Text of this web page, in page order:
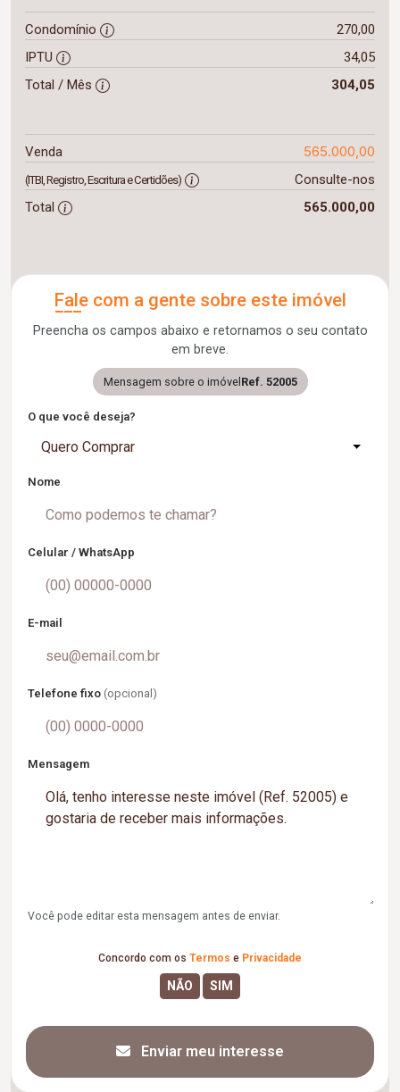
Condomínio
270,00
IPTU
34,05
Total / Mês
304,05
Venda 565.000,00
(ITBI, Registro, Escritura e Certidões)
Consulte-nos
Total
565.000,00
Fale com a gente sobre este imóvel
Preencha os campos abaixo e retornamos o seu contato
em breve.
Mensagem sobre o imóvel Ref. 52005
O que você deseja?
Quero Comprar
Nome
Celular / WhatsApp
E-mail
Telefone fixo (opcional)
Mensagem
Você pode editar esta mensagem antes de enviar.
Concordo com os Termos e Privacidade
Enviar meu interesse